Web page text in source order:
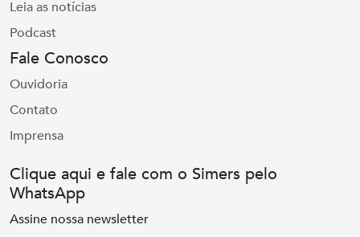
Leia as notícias
Podcast
Fale Conosco
Ouvidoria
Contato
Imprensa
Clique aqui e fale com o Simers pelo
WhatsApp
Assine nossa newsletter